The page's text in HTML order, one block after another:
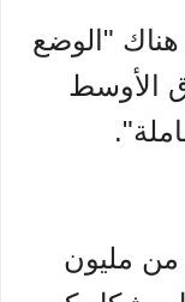
هناك "الوضع
الأوسط
من مليون